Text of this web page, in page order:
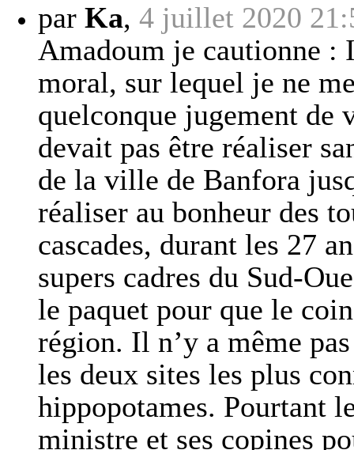
par Ka, 4 juillet 2020
Amadoum je cautionne :
moral, sur lequel je ne
quelconque jugement de
devait pas être réaliser
de la ville de Banfora
réaliser au bonheur des
cascades, durant les 27
supers cadres du Sud-
le paquet pour que le
région. Il n’y a même
les deux sites les plus
hippopotames. Pourtant
ministre et ses copines